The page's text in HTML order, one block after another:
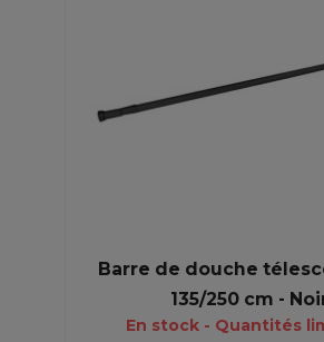
Barre de douche
135/250 cm -
En stock - Quantités